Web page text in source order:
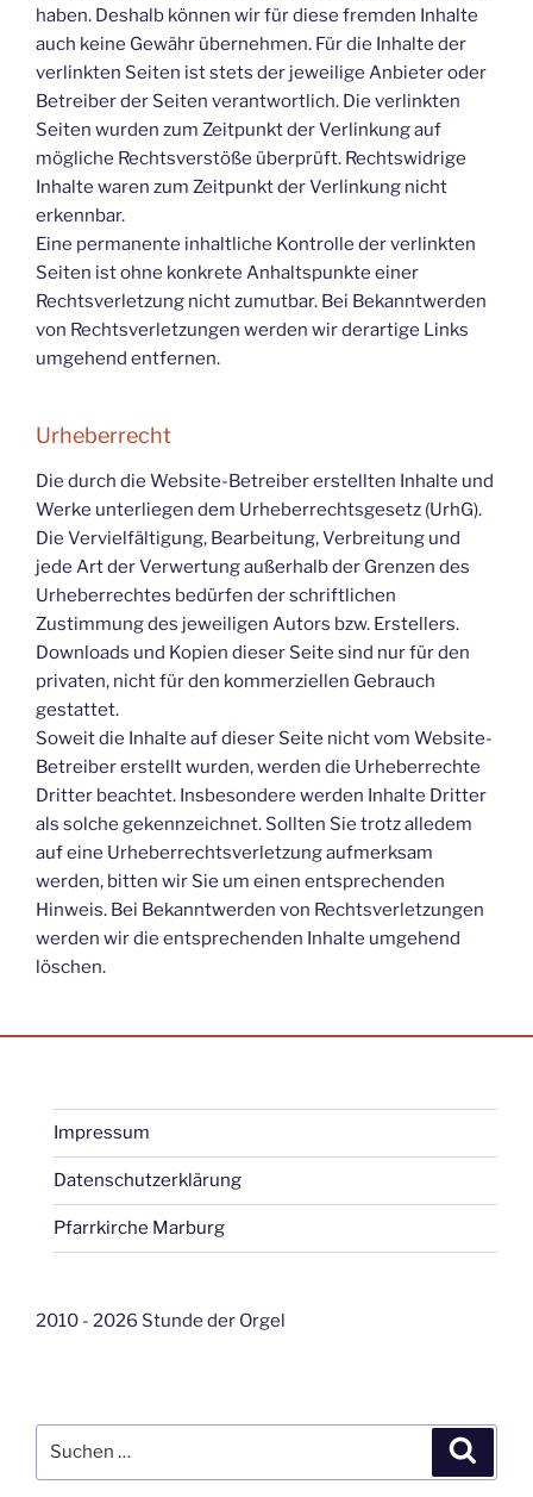
haben. Deshalb können wir für diese fremden Inhalte
auch keine Gewähr übernehmen. Für die Inhalte der
verlinkten Seiten ist stets der jeweilige Anbieter oder
Betreiber der Seiten verantwortlich. Die verlinkten
Seiten wurden zum Zeitpunkt der Verlinkung auf
mögliche Rechtsverstöße überprüft. Rechtswidrige
Inhalte waren zum Zeitpunkt der Verlinkung nicht
erkennbar.
Eine permanente inhaltliche Kontrolle der verlinkten
Seiten ist ohne konkrete Anhaltspunkte einer
Rechtsverletzung nicht zumutbar. Bei Bekanntwerden
von Rechtsverletzungen werden wir derartige Links
umgehend entfernen.
Urheberrecht
Die durch die Website-Betreiber erstellten Inhalte und
Werke unterliegen dem Urheberrechtsgesetz (UrhG).
Die Vervielfältigung, Bearbeitung, Verbreitung und
jede Art der Verwertung außerhalb der Grenzen des
Urheberrechtes bedürfen der schriftlichen
Zustimmung des jeweiligen Autors bzw. Erstellers.
Downloads und Kopien dieser Seite sind nur für den
privaten, nicht für den kommerziellen Gebrauch
gestattet.
Soweit die Inhalte auf dieser Seite nicht vom Website-
Betreiber erstellt wurden, werden die Urheberrechte
Dritter beachtet. Insbesondere werden Inhalte Dritter
als solche gekennzeichnet. Sollten Sie trotz alledem
auf eine Urheberrechtsverletzung aufmerksam
werden, bitten wir Sie um einen entsprechenden
Hinweis. Bei Bekanntwerden von Rechtsverletzungen
werden wir die entsprechenden Inhalte umgehend
löschen.
Impressum
Datenschutzerklärung
Pfarrkirche Marburg
2010 - 2026 Stunde der Orgel
nach: